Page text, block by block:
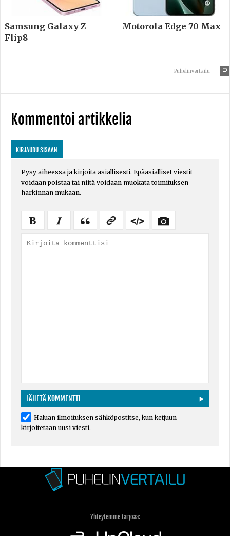
Samsung Galaxy Z
Flip8
Motorola Edge 70 Max
Puhelinvertailu
Kommentoi artikkelia
KIRJAUDU SISÄÄN
Pysy aiheessa ja kirjoita asiallisesti. Epäasialliset viestit
voidaan poistaa tai niitä voidaan muokata toimituksen
harkinnan mukaan.
Haluan ilmoituksen sähköpostitse, kun ketjuun
kirjoitetaan uusi viesti.
Yhteytemme tarjoaa: